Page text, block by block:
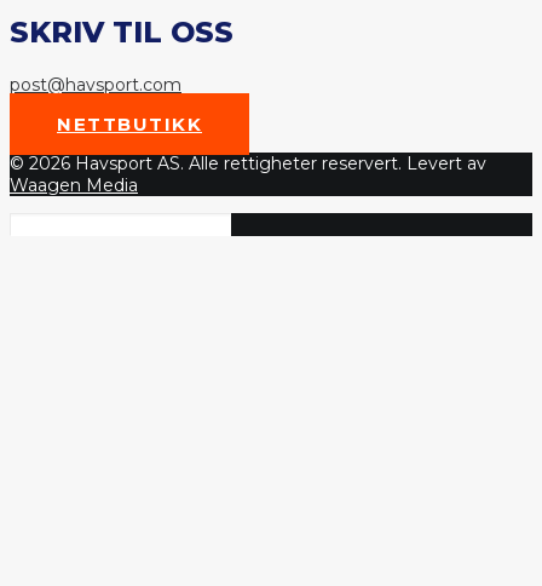
SKRIV TIL OSS
post@havsport.com
NETTBUTIKK
© 2026 Havsport AS. Alle rettigheter reservert. Levert av
Waagen Media